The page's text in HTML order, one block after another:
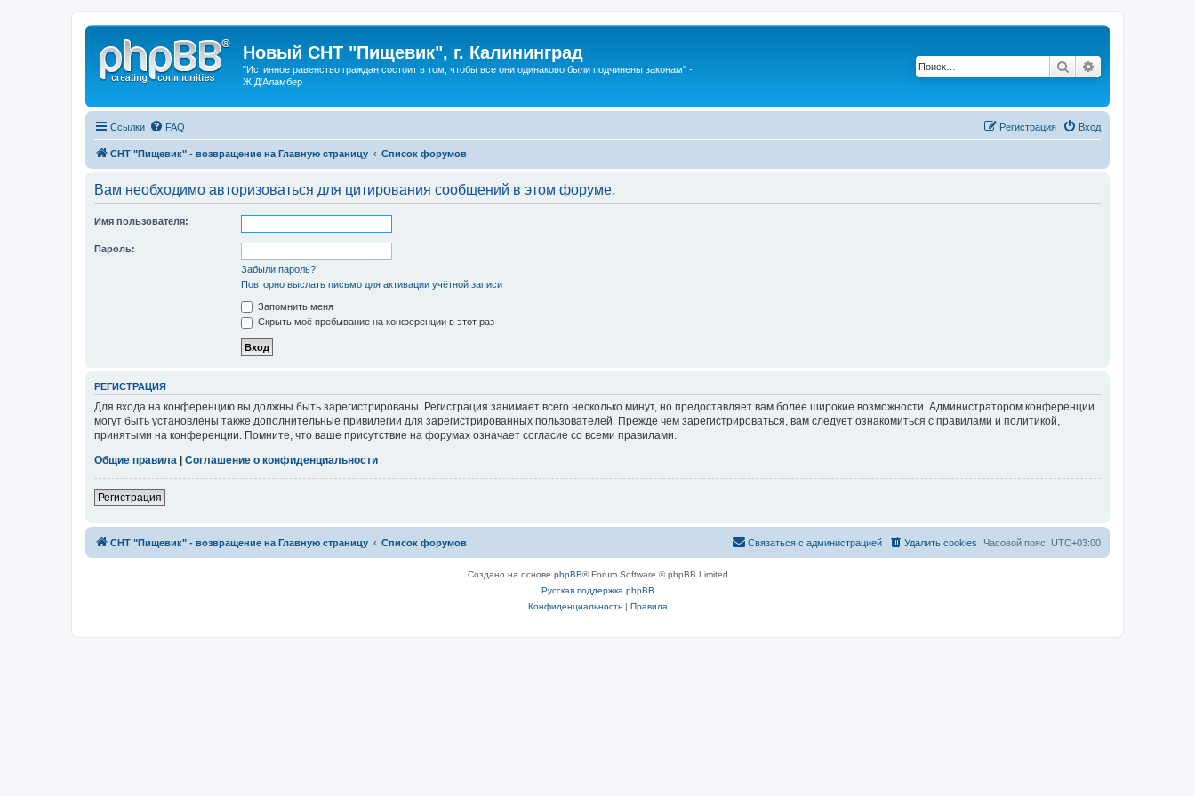
Новый СНТ "Пищевик", г. Калининград
"Истинное равенство граждан состоит в том, чтобы все они одинаково были подчинены законам" -
Ж.Д'Аламбер
Поиск
Ссылки FAQ Вход
Регистрация
СНТ "Пищевик" - возвращение на Главную страницу Список форумов
Вам необходимо авторизоваться для цитирования сообщений в этом форуме.
Имя пользователя:
Пароль:
Забыли пароль?
Повторно выслать письмо для активации учётной записи
Запомнить меня
Скрыть моё пребывание на конференции в этот раз
РЕГИСТРАЦИЯ
Для входа на конференцию вы должны быть зарегистрированы. Регистрация занимает всего несколько минут, но предоставляет вам более широкие возможности. Администратором конференции
могут быть установлены также дополнительные привилегии для зарегистрированных пользователей. Прежде чем зарегистрироваться, вам следует ознакомиться с правилами и политикой,
принятыми на конференции. Помните, что ваше присутствие на форумах означает согласие со всеми правилами.
Общие правила
Соглашение о конфиденциальности
Регистрация
СНТ "Пищевик" - возвращение на Главную страницу Список форумов Часовой пояс: UTC+03:00
Удалить cookies
Связаться с администрацией
Создано на основе phpBB® Forum Software © phpBB Limited
Русская поддержка phpBB
Конфиденциальность| Правила